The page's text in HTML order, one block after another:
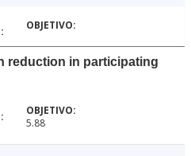
reduction in participating
5.88